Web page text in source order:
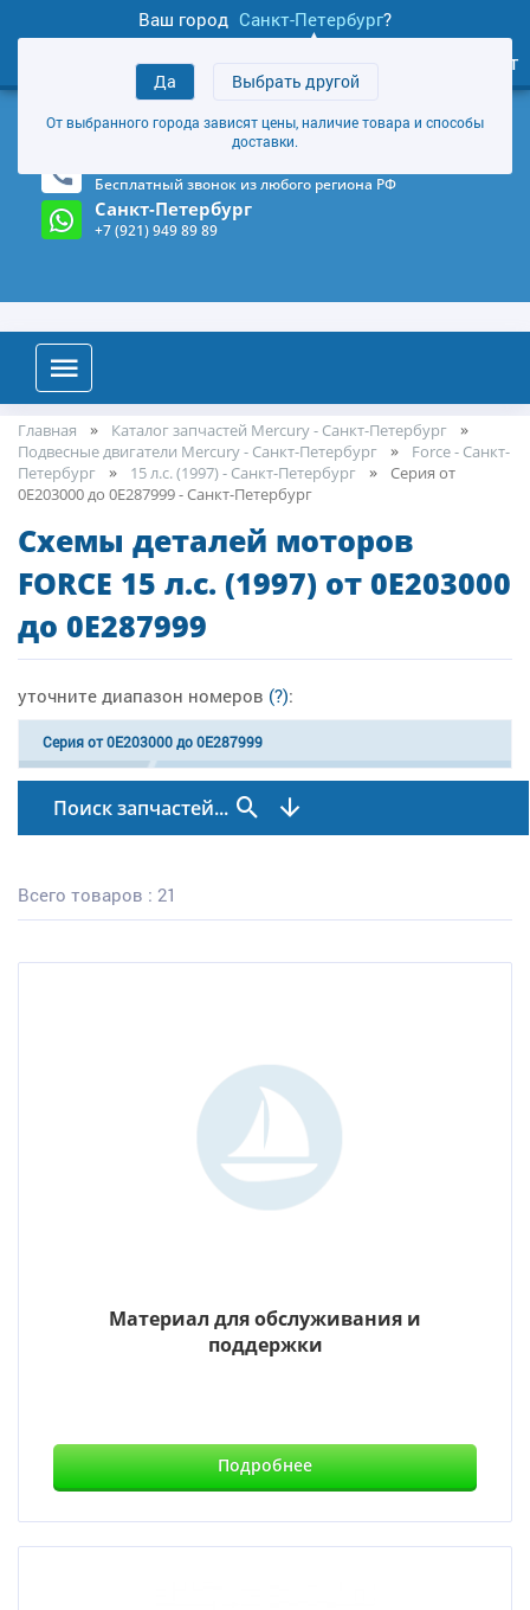
Ваш город Санкт-Петербург?
Да Выбрать другой
От выбранного города зависят цены, наличие товара и способы
доставки.
товаров
Личный кабинет
+7 (921) 949 89 89
Магазин и склад в Санкт-Петербурге (Карта)
Бесплатный звонок из любого региона РФ
Санкт-Петербург
+7 (921) 949 89 89
Главная
Каталог запчастей Mercury - Санкт-Петербург
Подвесные двигатели Mercury - Санкт-Петербург
Force - Санкт-
Петербург
15 л.с. (1997) - Санкт-Петербург
Серия от
0E203000 до 0E287999 - Санкт-Петербург
Схемы деталей моторов
FORCE 15 л.с. (1997) от 0E203000
до 0E287999
уточните диапазон номеров (?):
Серия от 0E203000 до 0E287999
Поиск запчастей...
Всего товаров : 21
Материал для обслуживания и
поддержки
Подробнее